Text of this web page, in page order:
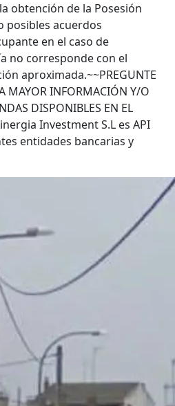
obtención de la Posesión
posibles acuerdos
en el caso de
no corresponde con el
aproximada.~~PREGUNTE
MAYOR INFORMACIÓN Y/O
DISPONIBLES EN EL
Investment S.L es API
entidades bancarias y